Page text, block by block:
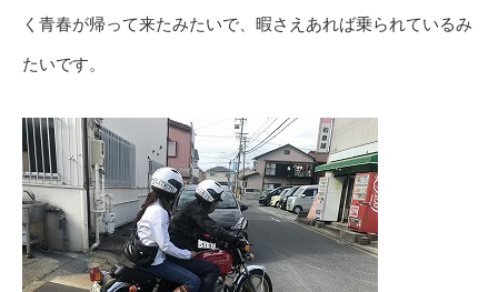
く青春が帰って来たみたいで、暇さえあれば乗られているみ
たいです。